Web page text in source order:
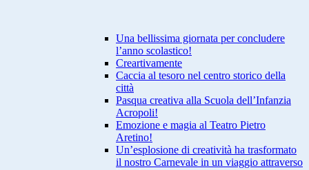
Una bellissima giornata per concludere
l’anno scolastico!
Creartivamente
Caccia al tesoro nel centro storico della
città
Pasqua creativa alla Scuola dell’Infanzia
Acropoli!
Emozione e magia al Teatro Pietro
Aretino!
Un’esplosione di creatività ha trasformato
il nostro Carnevale in un viaggio attraverso